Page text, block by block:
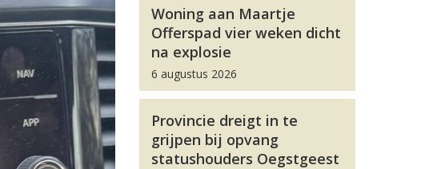
Woning aan Maartje
Offerspad vier weken dicht
na explosie
6 augustus 2026
Provincie dreigt in te
grijpen bij opvang
statushouders Oegstgeest